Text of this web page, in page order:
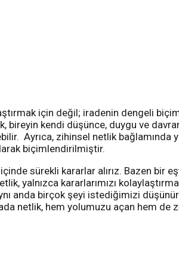
için değil; iradenin dengeli
kendi düşünce, duygu ve
Ayrıca, zihinsel netlik bağlamında
biçimlendirilmiştir.
sürekli kararlar alırız. Bazen bir
yalnızca kararlarımızı
anda birçok şeyi istediğimizi
netlik, hem yolumuzu açan hem de